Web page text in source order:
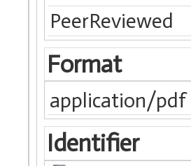
PeerReviewed
Format
application/pdf
Identifier